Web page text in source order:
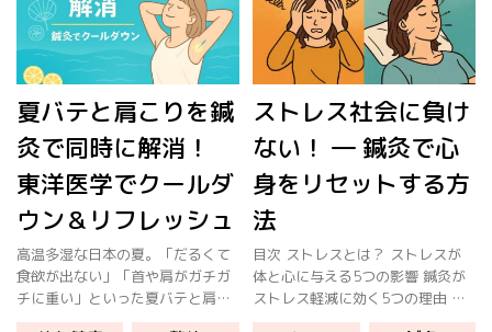
夏バテと肩こりを鍼
灸で同時に解消！
東洋医学でクールダ
ウン＆リフレッシュ
高温多湿な日本の夏。「だるくて
食欲が出ない」「首や肩がガチガ
チに重い」といった夏バテと肩こ
りのダブルパンチに悩む方が急増
ストレス社会に負け
ない！ ― 鍼灸で心
身をリセットする方
法
目次 ストレスとは？ ストレスが
体と心に与える5つの影響 鍼灸が
ストレス軽減に効く5つの理由 施
術の流れと主要ツボ 症例紹介 今